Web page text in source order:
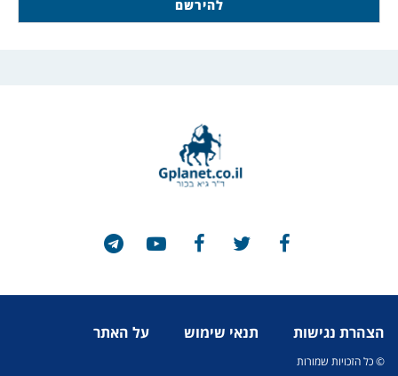
הצהרת נגישות תנאי שימוש על האתר
© כל הזכויות שמורות